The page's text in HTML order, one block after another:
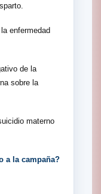
enfermedad
de la
sobre la
materno
a la campaña?